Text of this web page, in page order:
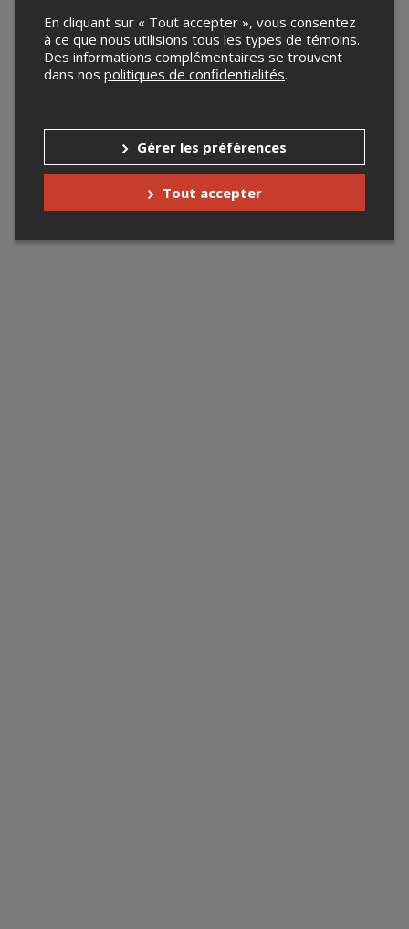
En cliquant sur « Tout accepter », vous consentez
à ce que nous utilisions tous les types de témoins.
Des informations complémentaires se trouvent
dans nos politiques de confidentialités.
Gérer les préférences
Tout accepter